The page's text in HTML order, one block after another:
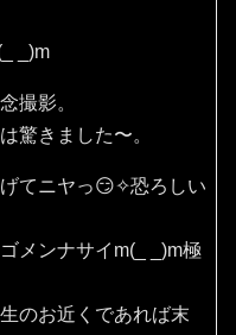
_)m
撮影。
驚きました〜。
てニヤっ😏✧恐ろしい
メンナサイm(_ _)m極
のお近くであれば末